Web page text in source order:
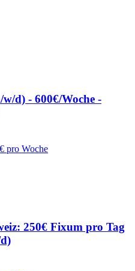
d) - 600€/Woche -
pro Woche
250€ Fixum pro Tag